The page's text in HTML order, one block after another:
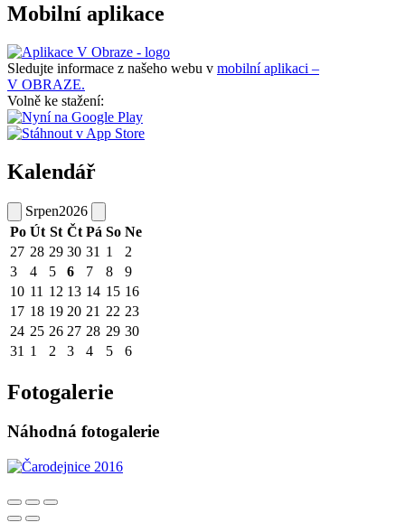
Mobilní aplikace
Sledujte informace z našeho webu v mobilní aplikaci –
V OBRAZE.
Volně ke stažení:
Kalendář
Srpen2026
Po Út St Čt Pá So Ne
27 28 29 30 31 1
2
3
4 5 6 7 8
9
10 11 12 13 14 15 16
17 18 19 20 21 22 23
24 25 26 27 28 29 30
31 1 2 3 4 5 6
Fotogalerie
Náhodná fotogalerie